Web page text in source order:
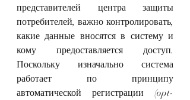
представителей центра защиты
потребителей, важно контролировать,
какие данные вносятся в систему и
кому предоставляется доступ.
Поскольку изначально система
работает по принципу
автоматической регистрации (opt-